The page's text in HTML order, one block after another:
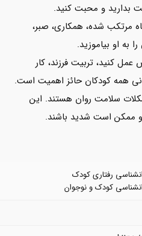
بدارید و محبت کنید.
مرتکب شده، همکاری، صبر،
به او بیاموزید.
کنید، تربیت فرزند، کار
همه کودکان حائز اهمیت است.
سلامت روان هستند. این
و ممکن است شدید باشند.
رفتاری کودک
کودک و نوجوان